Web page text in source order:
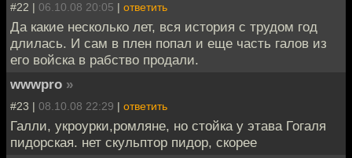
#22 | 06.10.08 20:05 | ответить
Да какие несколько лет, вся история с трудом год
длилась. И сам в плен попал и еще часть галов из
его войска в рабство продали.
wwwpro »
#23 | 08.10.08 22:29 | ответить
Галли, укроурки,ромляне, но стойка у этава Гогаля
пидорская. нет скульптор пидор, скорее